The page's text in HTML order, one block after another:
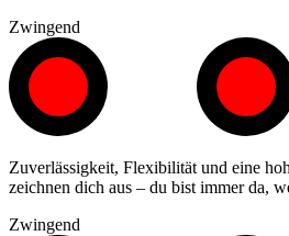
Zwingend
Zuverlässigkeit, Flexibilität und eine
zeichnen dich aus – du bist immer da,
Zwingend